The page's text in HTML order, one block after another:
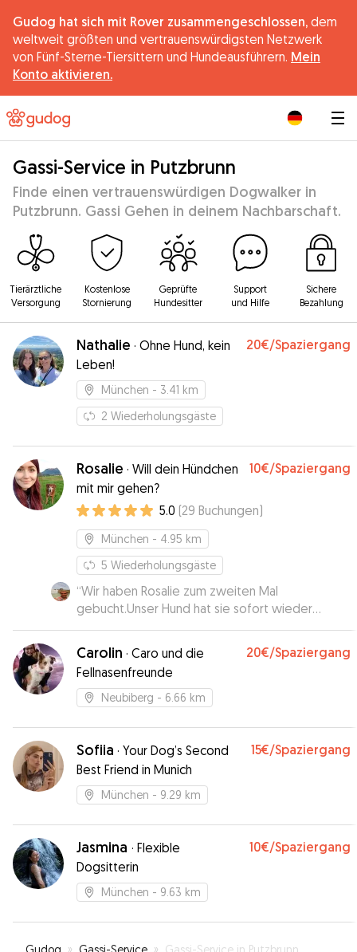
Gudog hat sich mit Rover zusammengeschlossen, dem
weltweit größten und vertrauenswürdigsten Netzwerk
von Fünf-Sterne-Tiersittern und Hundeausführern. Mein
Konto aktivieren.
Gassi-Service in Putzbrunn
Finde einen vertrauenswürdigen Dogwalker in
Putzbrunn. Gassi Gehen in deinem Nachbarschaft.
Tierärztliche
Versorgung
Kostenlose
Stornierung
Geprüfte
Hundesitter
Support
und Hilfe
Sichere
Bezahlung
Nathalie · Ohne Hund, kein
Leben!
20€/Spaziergang
München - 3.41 km
2 Wiederholungsgäste
Rosalie · Will dein Hündchen
mit mir gehen?
10€/Spaziergang
5.0 (29 Buchungen)
München - 4.95 km
5 Wiederholungsgäste
“Wir haben Rosalie zum zweiten Mal
gebucht.Unser Hund hat sie sofort wieder
erkannt und sich gleich den Bauch kraulen lassen.
Wenn das kein Vertrauensbeweis ist?! Es war
alles perfekt. Vielen Dank und jederzeit immer
wieder.”
Carolin · Caro und die
Fellnasenfreunde
20€/Spaziergang
Neubiberg - 6.66 km
Sofiia · Your Dog’s Second
Best Friend in Munich
15€/Spaziergang
München - 9.29 km
Jasmina · Flexible
Dogsitterin
10€/Spaziergang
München - 9.63 km
Gudog » Gassi-Service » Gassi-Service in Putzbrunn